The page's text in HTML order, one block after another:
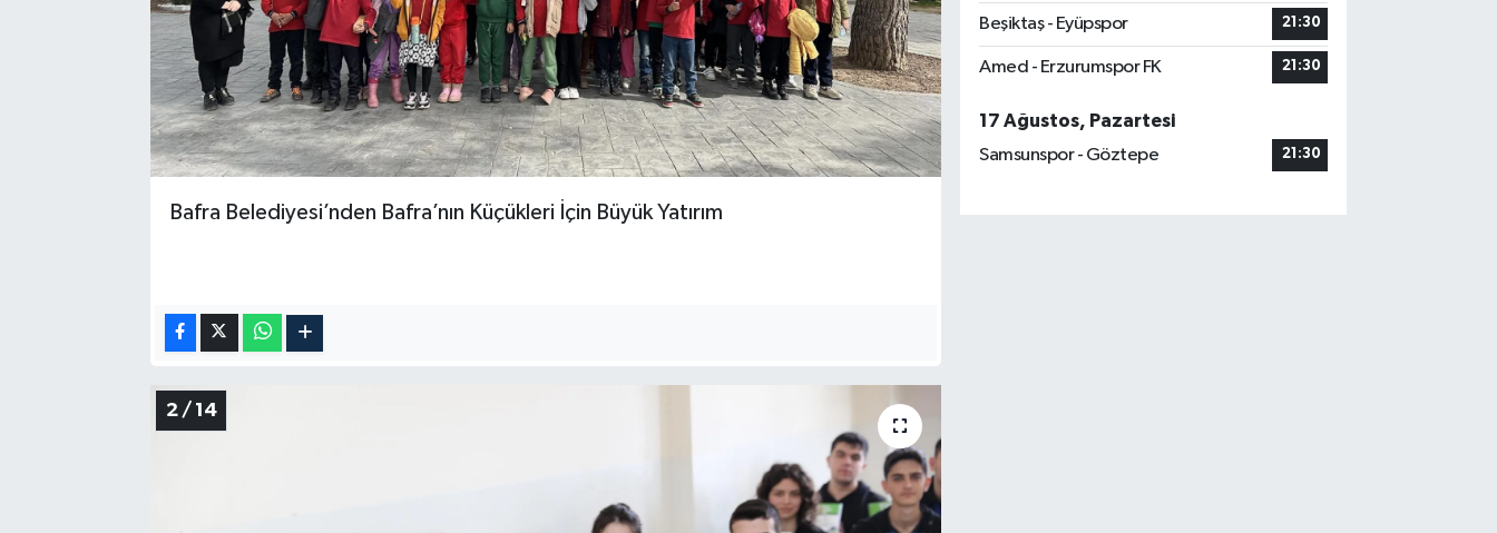
Bafra Belediyesi’nden Bafra’nın Küçükleri İçin Büyük Yatırım
2 / 14
Beşiktaş - Eyüpspor 21:30
Amed - Erzurumspor FK 21:30
17 Ağustos, Pazartesi
Samsunspor - Göztepe
21:30